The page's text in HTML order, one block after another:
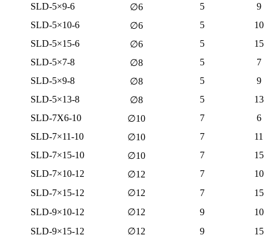
SLD-5×9-6
∅6 5
9
SLD-5×10-6
∅6 5
10
SLD-5×15-6
∅6 5
15
SLD-5×7-8
∅8 5
7
SLD-5×9-8
∅8 5
9
SLD-5×13-8
∅8 5
13
SLD-7X6-10
∅10 7
6
SLD-7×11-10
∅10 7
11
SLD-7×15-10
∅10 7
15
SLD-7×10-12
∅12 7
10
SLD-7×15-12
∅12 7
15
SLD-9×10-12
∅12 9
10
SLD-9×15-12
∅12 9
15